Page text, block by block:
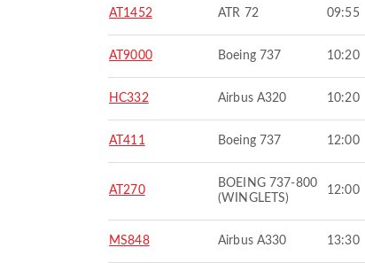
AT1452 ATR 72 09:55
AT9000 Boeing 737 10:20
HC332 Airbus A320 10:20
AT411 Boeing 737 12:00
AT270
BOEING 737-800
(WINGLETS)
12:00
MS848 Airbus A330 13:30